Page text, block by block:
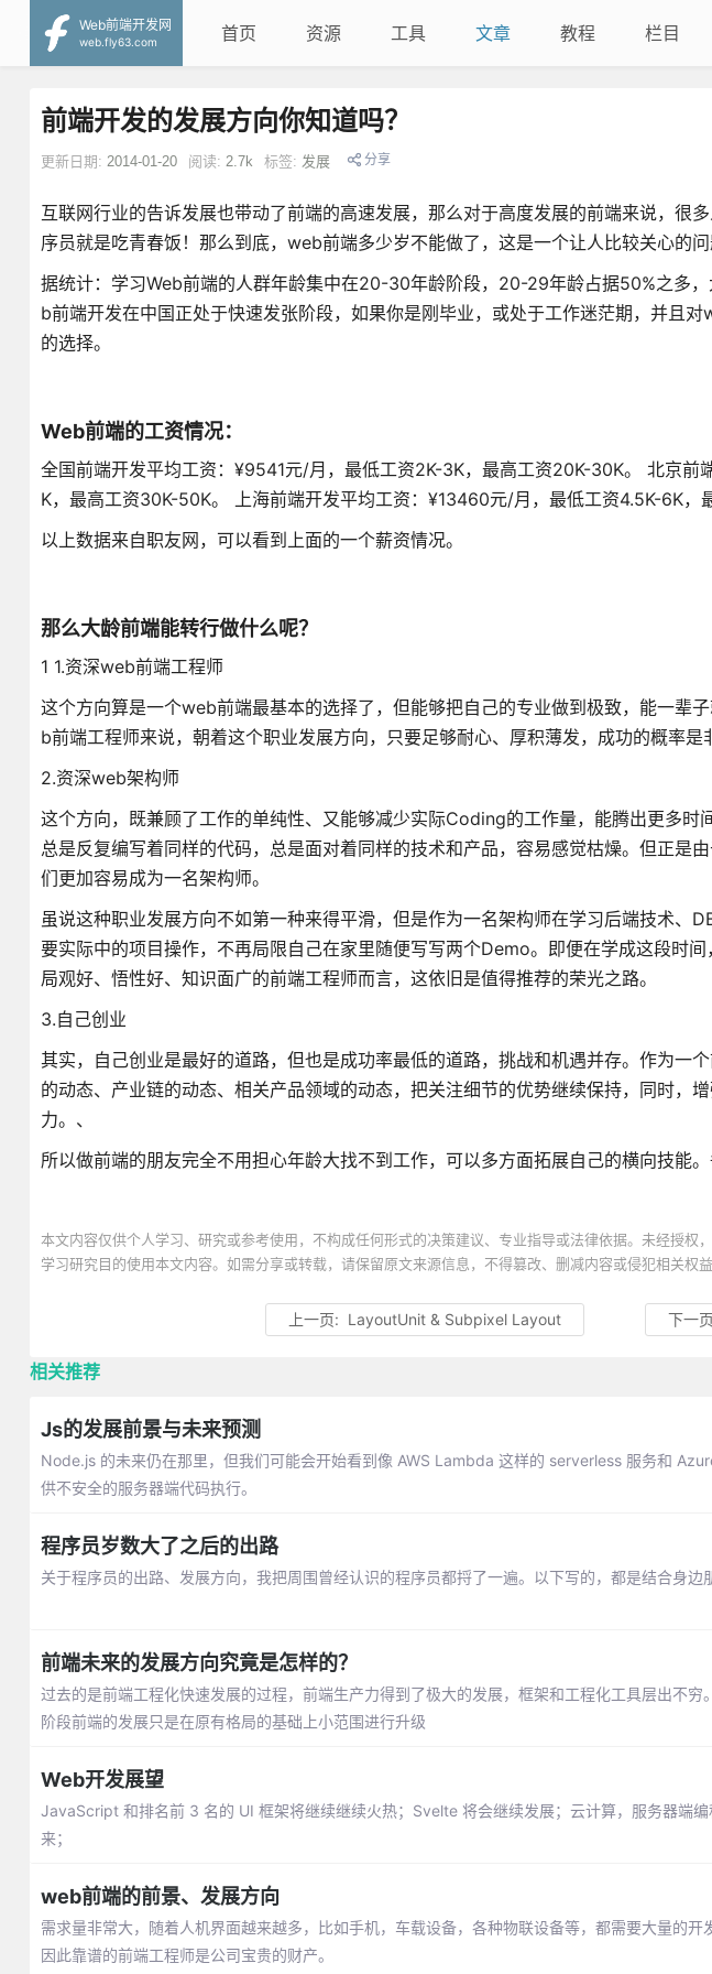
Web前端开发网
web.fly63.com
首页 资源 工具 文章 教程 栏目
前端开发的发展方向你知道吗？
更新日期: 2014-01-20 阅读: 2.7k 标签: 发展 分享
互联网行业的告诉发展也带动了前端的高速发展，那么对于高度发展的前端来说，很
序员就是吃青春饭！那么到底，web前端多少岁不能做了，这是一个让人比较关心的问
据统计：学习Web前端的人群年龄集中在20-30年龄阶段，20-29年龄占据50%之多
b前端开发在中国正处于快速发张阶段，如果你是刚毕业，或处于工作迷茫期，并且
的选择。
Web前端的工资情况：
全国前端开发平均工资：¥9541元/月，最低工资2K-3K，最高工资20K-30K。 北京
K，最高工资30K-50K。 上海前端开发平均工资：¥13460元/月，最低工资4.5K-6K，
以上数据来自职友网，可以看到上面的一个薪资情况。
那么大龄前端能转行做什么呢？
1 1.资深web前端工程师
这个方向算是一个web前端最基本的选择了，但能够把自己的专业做到极致，能一辈
b前端工程师来说，朝着这个职业发展方向，只要足够耐心、厚积薄发，成功的概率是
2.资深web架构师
这个方向，既兼顾了工作的单纯性、又能够减少实际Coding的工作量，能腾出更多时
总是反复编写着同样的代码，总是面对着同样的技术和产品，容易感觉枯燥。但正是
们更加容易成为一名架构师。
虽说这种职业发展方向不如第一种来得平滑，但是作为一名架构师在学习后端技术、
要实际中的项目操作，不再局限自己在家里随便写写两个Demo。即便在学成这段时
局观好、悟性好、知识面广的前端工程师而言，这依旧是值得推荐的荣光之路。
3.自己创业
其实，自己创业是最好的道路，但也是成功率最低的道路，挑战和机遇并存。作为一
的动态、产业链的动态、相关产品领域的动态，把关注细节的优势继续保持，同时，
力。、
所以做前端的朋友完全不用担心年龄大找不到工作，可以多方面拓展自己的横向技能
本文内容仅供个人学习、研究或参考使用，不构成任何形式的决策建议、专业指导或法律依据。未经授权
学习研究目的使用本文内容。如需分享或转载，请保留原文来源信息，不得篡改、删减内容或侵犯相关权
上一页: LayoutUnit & Subpixel Layout 下一
相关推荐
Js的发展前景与未来预测
Node.js 的未来仍在那里，但我们可能会开始看到像 AWS Lambda 这样的 serverless 服务和
供不安全的服务器端代码执行。
程序员岁数大了之后的出路
关于程序员的出路、发展方向，我把周围曾经认识的程序员都捋了一遍。以下写的，都是结合身边
前端未来的发展方向究竟是怎样的？
过去的是前端工程化快速发展的过程，前端生产力得到了极大的发展，框架和工程化工具层出不
阶段前端的发展只是在原有格局的基础上小范围进行升级
Web开发展望
JavaScript 和排名前 3 名的 UI 框架将继续继续火热；Svelte 将会继续发展；云计算，服务器端
来；
web前端的前景、发展方向
需求量非常大，随着人机界面越来越多，比如手机，车载设备，各种物联设备等，都需要大量的开
因此靠谱的前端工程师是公司宝贵的财产。